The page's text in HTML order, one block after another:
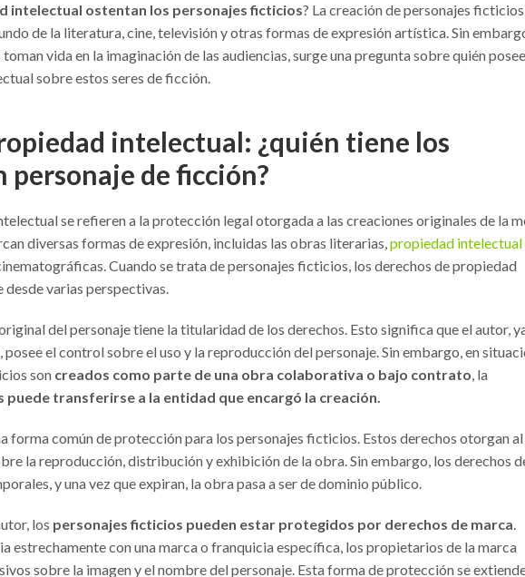
intelectual ostentan los personajes ficticios? La creación de personajes ficticios
de la literatura, cine, televisión y otras formas de expresión artística. Sin
vida en la imaginación de las audiencias, surge una pregunta sobre quién
sobre estos seres de ficción.
intelectual: ¿quién tiene los
personaje de ficción?
se refieren a la protección legal otorgada a las creaciones originales de la
diversas formas de expresión, incluidas las obras literarias,propiedad intelectual
Cuando se trata de personajes ficticios, los derechos de propiedad
varias perspectivas.
del personaje tiene la titularidad de los derechos. Esto significa que el autor,
el control sobre el uso y la reproducción del personaje. Sin embargo, en
son creados como parte de una obra colaborativa o bajo contrato, la
transferirse a la entidad que encargó la creación.
forma común de protección para los personajes ficticios. Estos derechos otorgan al
la reproducción, distribución y exhibición de la obra. Sin embargo, los derechos
y una vez que expiran, la obra pasa a ser de dominio público.
los personajes ficticios pueden estar protegidos por derechos de marca.
estrechamente con una marca o franquicia específica, los propietarios de la marca
sobre la imagen y el nombre del personaje. Esta forma de protección se